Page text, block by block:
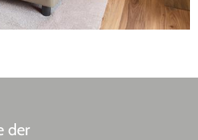
der